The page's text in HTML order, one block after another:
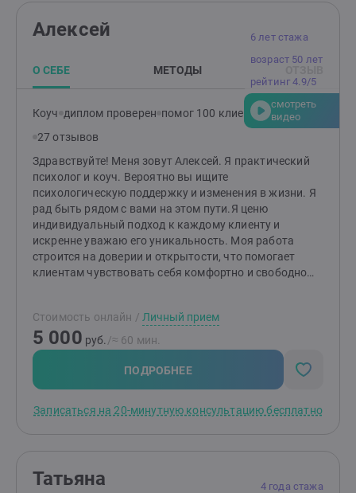
6 лет стажа
возраст 50 лет
рейтинг 4.9/5
смотреть
видео
Алексей
О СЕБЕ МЕТОДЫ
Коуч диплом проверен помог 100 клиентам
27 отзывов
Здравствуйте! Меня зовут Алексей. Я практический
психолог и коуч. Вероятно вы ищите
психологическую поддержку и изменения в жизни. Я
рад быть рядом с вами на этом пути.Я ценю
индивидуальный подход к каждому клиенту и
искренне уважаю его уникальность. Моя работа
строится на доверии и открытости, что помогает
клиентам чувствовать себя комфортно и свободно
от их индивидуальных ценностей. Мы будем
проводить индивидуальные сессии, нацеленные на
разрешение конкретных проблем.Буду рад видеть
вас на наших консультациях и помочь вам достичь
личной гармонии и психологического благополучия.
Стоимость онлайн / Личный прием
5 000 руб. /≈ 60 мин.
ПОДРОБНЕЕ
Записаться на 20-минутную консультацию бесплатно
4 года стажа
Татьяна